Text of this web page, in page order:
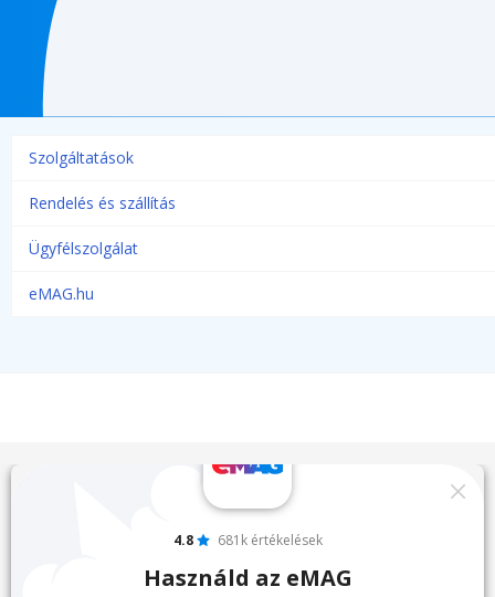
Szolgáltatások
Rendelés és szállítás
Ügyfélszolgálat
eMAG.hu
4.8 681k értékelések
Használd az eMAG